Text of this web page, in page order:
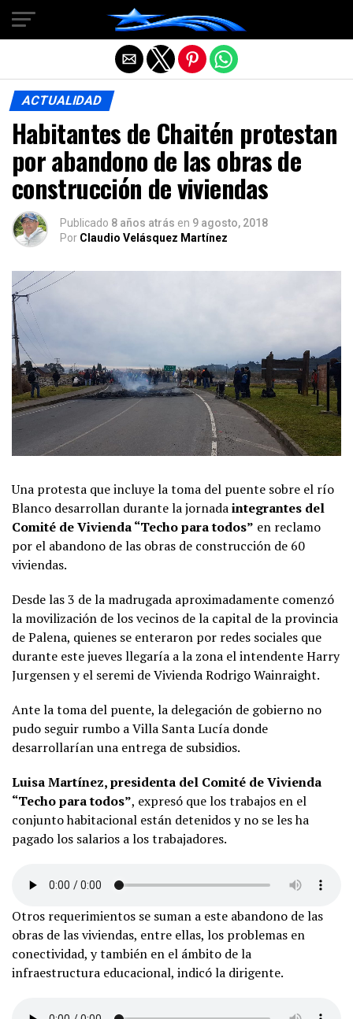
ACTUALIDAD
Habitantes de Chaitén protestan
por abandono de las obras de
construcción de viviendas
Publicado 8 años atrás en 9 agosto, 2018
Por Claudio Velásquez Martínez
Una protesta que incluye la toma del puente sobre el río
Blanco desarrollan durante la jornadaintegrantes del
Comité de Vivienda “Techo para todos” en reclamo
por el abandono de las obras de construcción de 60
viviendas.
Desde las 3 de la madrugada aproximadamente comenzó
la movilización de los vecinos de la capital de la provincia
de Palena, quienes se enteraron por redes sociales que
durante este jueves llegaría a la zona el intendente Harry
Jurgensen y el seremi de Vivienda Rodrigo Wainraight.
Ante la toma del puente, la delegación de gobierno no
pudo seguir rumbo a Villa Santa Lucía donde
desarrollarían una entrega de subsidios.
Luisa Martínez, presidenta del Comité de Vivienda
“Techo para todos”, expresó que los trabajos en el
conjunto habitacional están detenidos y no se les ha
pagado los salarios a los trabajadores.
Otros requerimientos se suman a este abandono de las
obras de las viviendas, entre ellas, los problemas en
conectividad, y también en el ámbito de la
infraestructura educacional, indicó la dirigente.
Salir de la versión móvil